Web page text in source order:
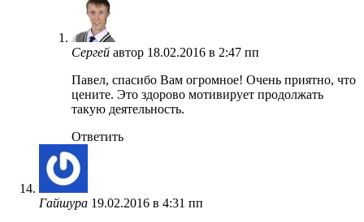
Сергей автор 18.02.2016 в 2:47 пп
Павел, спасибо Вам огромное! Очень приятно, что
цените. Это здорово мотивирует продолжать
такую деятельность.
Ответить
Гайшура 19.02.2016 в 4:31 пп